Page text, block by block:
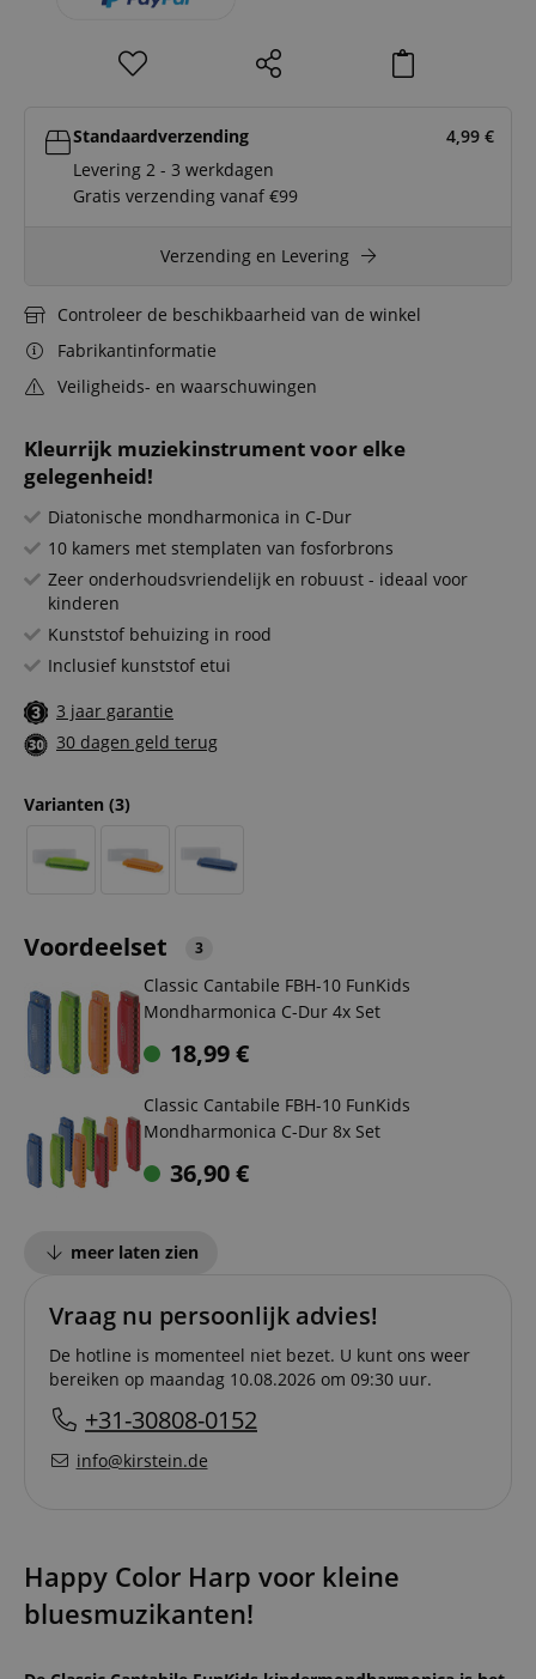
Kleurrijk muziekinstrument voor elke
gelegenheid!
Diatonische mondharmonica in C-Dur
10 kamers met stemplaten van fosforbrons
Zeer onderhoudsvriendelijk en robuust - ideaal voor
kinderen
Kunststof behuizing in rood
Inclusief kunststof etui
3 jaar garantie
30 dagen geld terug
Varianten (3)
Standaardverzending 4,99 €
Levering 2 - 3 werkdagen
Gratis verzending vanaf €99
Verzending en Levering
Controleer de beschikbaarheid van de winkel
Fabrikantinformatie
Veiligheids- en waarschuwingen
Voordeelset 3
Classic Cantabile FBH-10 FunKids
Mondharmonica C-Dur 4x Set
18,99€
Classic Cantabile FBH-10 FunKids
Mondharmonica C-Dur 8x Set
36,90€
meer laten zien
Vraag nu persoonlijk advies!
De hotline is momenteel niet bezet. U kunt ons weer
bereiken op maandag 10.08.2026 om 09:30 uur.
+31-30808-0152
info@kirstein.de
Happy Color Harp voor kleine
bluesmuzikanten!